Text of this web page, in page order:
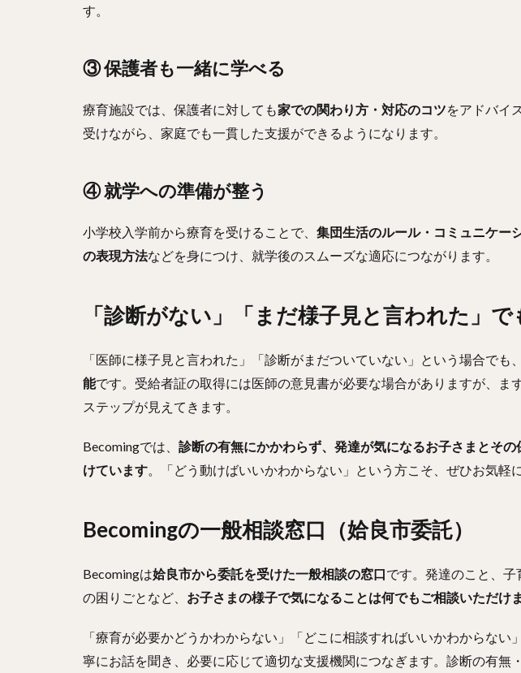
す。
③ 保護者も一緒に学べる
療育施設では、保護者に対しても家での関わり方・対応のコツをアドバイ
受けながら、家庭でも一貫した支援ができるようになります。
④ 就学への準備が整う
小学校入学前から療育を受けることで、 集団生活のルール・コミュニケー
の表現方法などを身につけ、就学後のスムーズな適応につながります。
「診断がない」「まだ様子見と言われた」
「医師に様子見と言われた」「診断がまだついていない」という場合でも、
能です。受給者証の取得には医師の意見書が必要な場合がありますが、ま
ステップが見えてきます。
Becomingでは、 診断の有無にかかわらず、発達が気になるお子さまとそ
けています。「どう動けばいいかわからない」という方こそ、ぜひお気軽
Becomingの一般相談窓口（姶良市委託）
Becomingは姶良市から委託を受けた一般相談の窓口です。発達のこと、
の困りごとなど、 お子さまの様子で気になることは何でもご相談いただけ
「療育が必要かどうかわからない」「どこに相談すればいいかわからない
寧にお話を聞き、必要に応じて適切な支援機関につなぎます。診断の有無